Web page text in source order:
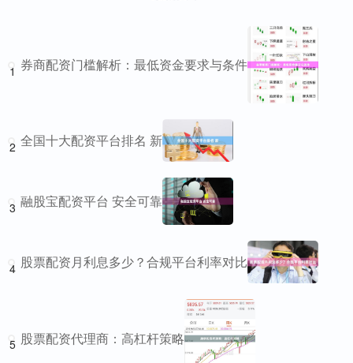
1 券商配资门槛解析：最低资金要求与条件
2 全国十大配资平台排名 新
3 融股宝配资平台 安全可靠
4 股票配资月利息多少？合规平台利率对比
5 股票配资代理商：高杠杆策略